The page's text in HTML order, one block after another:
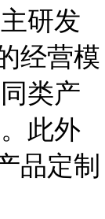
研发
经营模
类产
此外
品定制